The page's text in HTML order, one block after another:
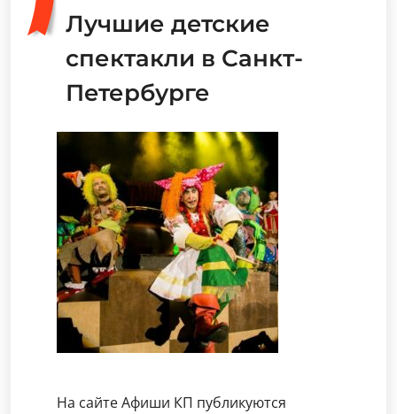
Лучшие детские
спектакли в Санкт-
Петербурге
На сайте Афиши КП публикуются